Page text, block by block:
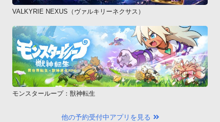
VALKYRIE NEXUS（ヴァルキリーネクサス）
モンスターループ：獣神転生
他の予約受付中アプリを見る